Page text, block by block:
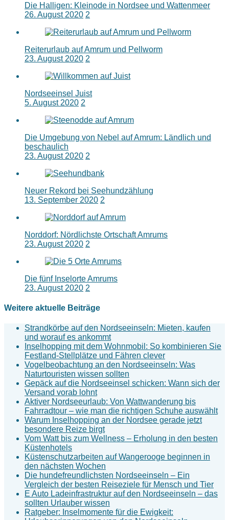
Die Halligen: Kleinode in Nordsee und Wattenmeer
26. August 2020 2
Reiterurlaub auf Amrum und Pellworm
23. August 2020 2
Nordseeinsel Juist
5. August 2020 2
Die Umgebung von Nebel auf Amrum: Ländlich und
beschaulich
23. August 2020 2
Neuer Rekord bei Seehundzählung
13. September 2020 2
Norddorf: Nördlichste Ortschaft Amrums
23. August 2020 2
Die fünf Inselorte Amrums
23. August 2020 2
Weitere aktuelle Beiträge
Strandkörbe auf den Nordseeinseln: Mieten, kaufen
und worauf es ankommt
Inselhopping mit dem Wohnmobil: So kombinieren Sie
Festland-Stellplätze und Fähren clever
Vogelbeobachtung an den Nordseeinseln: Was
Naturtouristen wissen sollten
Gepäck auf die Nordseeinsel schicken: Wann sich der
Versand vorab lohnt
Aktiver Nordseeurlaub: Von Wattwanderung bis
Fahrradtour – wie man die richtigen Schuhe auswählt
Warum Inselhopping an der Nordsee gerade jetzt
besondere Reize birgt
Vom Watt bis zum Wellness – Erholung in den besten
Küstenhotels
Küstenschutzarbeiten auf Wangerooge beginnen in
den nächsten Wochen
Die hundefreundlichsten Nordseeinseln – Ein
Vergleich der besten Reiseziele für Mensch und Tier
E Auto Ladeinfrastruktur auf den Nordseeinseln – das
sollten Urlauber wissen
Ratgeber: Inselmomente für die Ewigkeit: